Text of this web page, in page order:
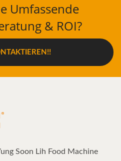
Umfassende
& ROI?
Soon Lih Food Machine